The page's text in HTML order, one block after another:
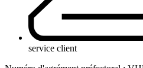
service client